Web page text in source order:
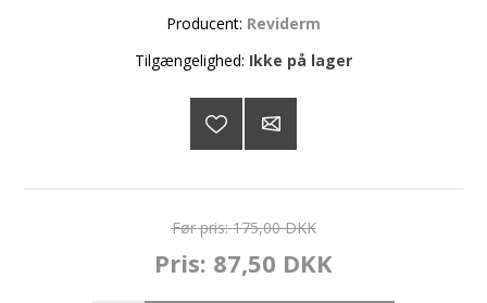
Producent: Reviderm
Tilgængelighed: Ikke på lager
Før pris: 175,00 DKK
Pris: 87,50 DKK